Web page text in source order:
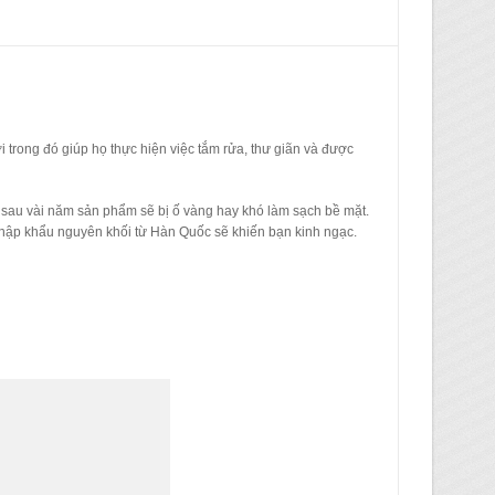
đó giúp họ thực hiện việc tắm rửa, thư giãn và được
vài năm sản phẩm sẽ bị ố vàng hay khó làm sạch bề mặt.
khẩu nguyên khối từ Hàn Quốc sẽ khiến bạn kinh ngạc.